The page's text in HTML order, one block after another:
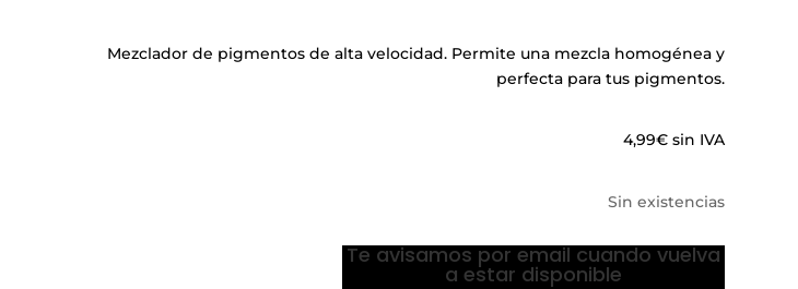
Mezclador de pigmentos de alta velocidad. Permite una mezcla homogénea y
perfecta para tus pigmentos.
4,99€ sin IVA
Sin existencias
Te avisamos por email cuando vuelva
a estar disponible